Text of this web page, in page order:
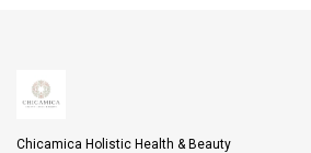
Chicamica Holistic Health & Beauty